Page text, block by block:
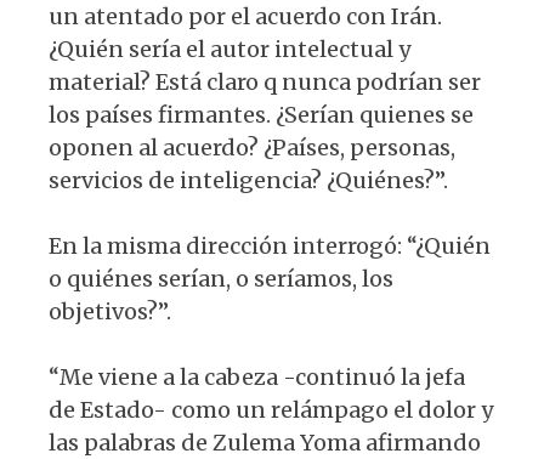
un atentado por el acuerdo con Irán.
¿Quién sería el autor intelectual y
material? Está claro q nunca podrían ser
los países firmantes. ¿Serían quienes se
oponen al acuerdo? ¿Países, personas,
servicios de inteligencia? ¿Quiénes?”.
En la misma dirección interrogó: “¿Quién
o quiénes serían, o seríamos, los
objetivos?”.
“Me viene a la cabeza -continuó la jefa
de Estado- como un relámpago el dolor y
las palabras de Zulema Yoma afirmando